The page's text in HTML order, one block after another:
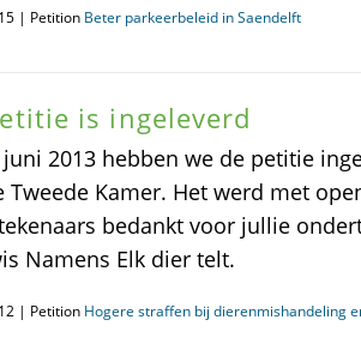
| Petition Beter parkeerbeleid in Saendelft
is ingeleverd
juni 2013 hebben we de petitie
Tweede Kamer. Het werd met
bedankt voor jullie
Namens Elk dier telt.
| Petition Hogere straffen bij dierenmishandeling